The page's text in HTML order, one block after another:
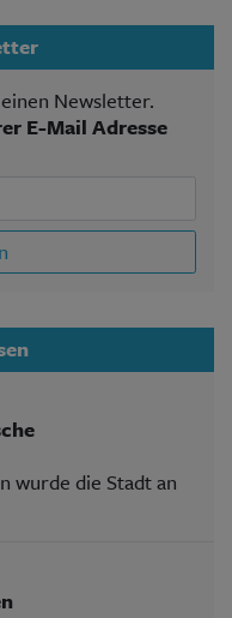
Newsletter.
E-Mail Adresse
wurde die Stadt an